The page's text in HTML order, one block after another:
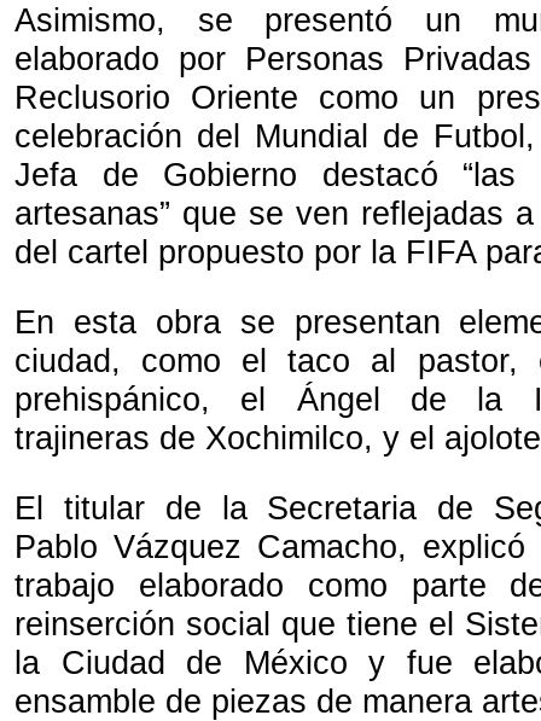
Asimismo, se presentó un
elaborado por Personas
Reclusorio Oriente como un
celebración del Mundial de
Jefa de Gobierno destacó “las
artesanas” que se ven reflejadas
del cartel propuesto por la FIFA
En esta obra se presentan
ciudad, como el taco al pastor,
prehispánico, el Ángel de la
trajineras de Xochimilco, y el
El titular de la Secretaria de
Pablo Vázquez Camacho,
trabajo elaborado como parte
reinserción social que tiene el
la Ciudad de México y fue
ensamble de piezas de manera